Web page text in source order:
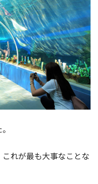
れが最も大事なことな